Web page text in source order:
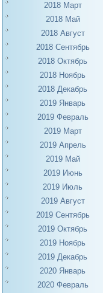
2018 Март
2018 Май
2018 Август
2018 Сентябрь
2018 Октябрь
2018 Ноябрь
2018 Декабрь
2019 Январь
2019 Февраль
2019 Март
2019 Апрель
2019 Май
2019 Июнь
2019 Июль
2019 Август
2019 Сентябрь
2019 Октябрь
2019 Ноябрь
2019 Декабрь
2020 Январь
2020 Февраль